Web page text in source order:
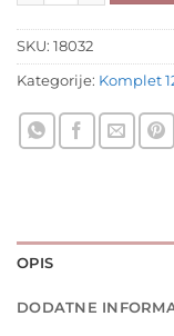
SKU: 18032
Kategorije: Komplet
OPIS
DODATNE